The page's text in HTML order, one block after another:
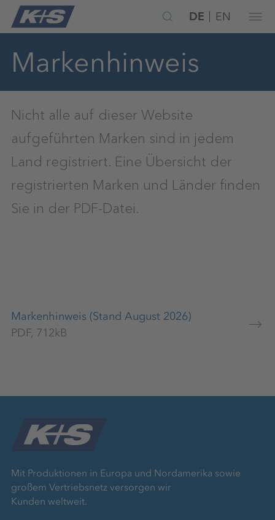
DE EN
Markenhinweis
Nicht alle auf dieser Website
aufgeführten Marken sind in jedem
Land registriert. Eine Übersicht der
registrierten Marken und Länder finden
Sie in der PDF-Datei.
Markenhinweis (Stand August 2026)
PDF, 712kB
Mit Produktionen in Europa und Nordamerika sowie
großem Vertriebsnetz versorgen wir
Kunden weltweit.